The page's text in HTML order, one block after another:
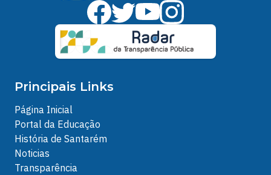
Principais Links
Página Inicial
Portal da Educação
História de Santarém
Noticias
Transparência